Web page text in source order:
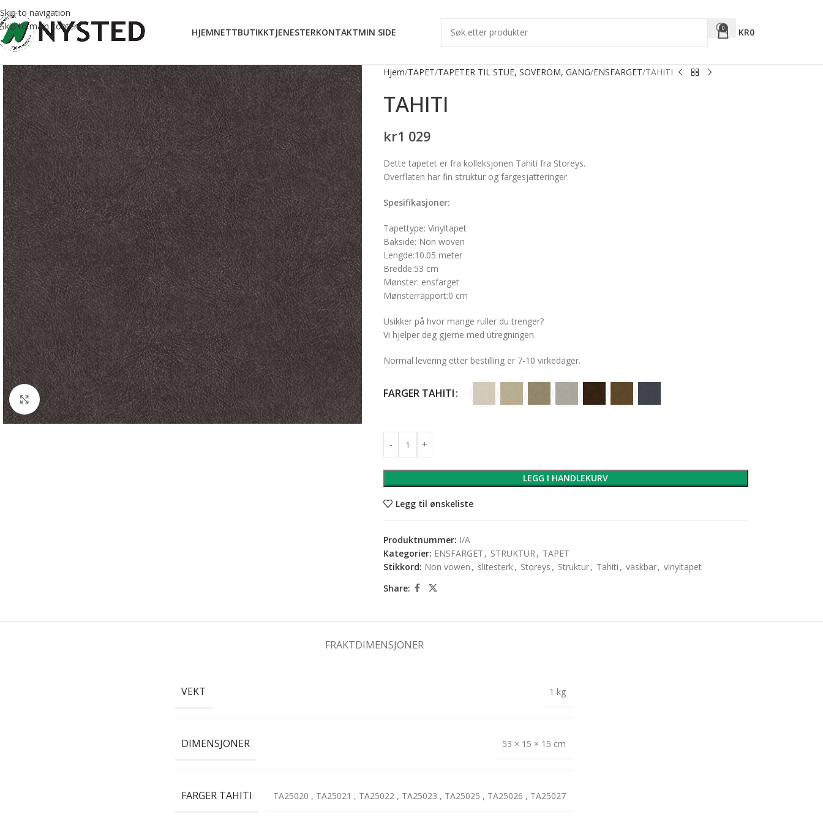
Skip to navigation
Skip to main content
HJEMNETTBUTIKKTJENESTERKONTAKTMIN SIDE 0 KR0
Forstørr bilde
Hjem TAPET TAPETER TIL STUE, SOVEROM, GANG ENSFARGET TAHITI
TAHITI
kr1 029
Dette tapetet er fra kolleksjonen Tahiti fra Storeys.
Overflaten har fin struktur og fargesjatteringer.
Spesifikasjoner:
Tapettype: Vinyltapet
Bakside: Non woven
Lengde:10.05 meter
Bredde:53 cm
Mønster: ensfarget
Mønsterrapport:0 cm
Usikker på hvor mange ruller du trenger?
Vi hjelper deg gjerne med utregningen.
Normal levering etter bestilling er 7-10 virkedager.
FARGER TAHITI
LEGG I HANDLEKURV
Legg til ønskeliste
Produktnummer: I/A
Kategorier: ENSFARGET , STRUKTUR, TAPET
Stikkord: Non vowen , slitesterk, Storeys , Struktur, Tahiti , vaskbar, vinyltapet
Share:
FRAKTDIMENSJONER
VEKT 1 kg
DIMENSJONER 53 × 15 × 15 cm
FARGER TAHITI TA25020 , TA25021 , TA25022 , TA25023 , TA25025 , TA25026 , TA25027